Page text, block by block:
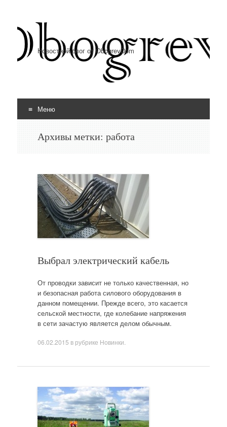
Новостной блог от ObogrevDom
Меню
Архивы метки: работа
Выбрал электрический кабель
От проводки зависит не только качественная, но
и безопасная работа силового оборудования в
данном помещении. Прежде всего, это касается
сельской местности, где колебание напряжения
в сети зачастую является делом обычным.
06.02.2015 в рубрике Новинки